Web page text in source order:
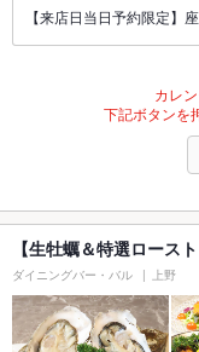
【来店日当日予約限定】
カレ
下記ボタンを
【生牡蠣＆特選ロース
ダイニングバー・バル 上野